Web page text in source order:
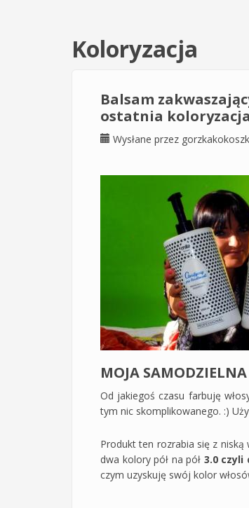
Koloryzacja
Balsam
ostatnia
Wysłane przez
MOJA
Od jakiegoś czasu farbuję
tym nic skomplikowanego. :)
Produkt ten rozrabia się z niską
dwa kolory pół na pół 3.0 czyli
czym uzyskuję swój kolor